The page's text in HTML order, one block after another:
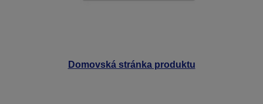
Domovská stránka produktu